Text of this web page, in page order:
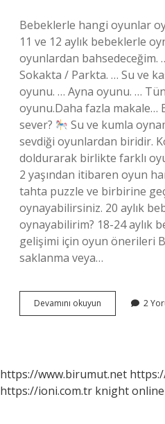
Bebeklerle hangi oyunlar
11 ve 12 aylık bebeklerle
oyunlardan bahsedeceğim.
Sokakta / Parkta. … Su ve
oyunu. … Ayna oyunu. …
oyunu.Daha fazla makale…
sever?
Su ve kumla
sevdiği oyunlardan biridir.
doldurarak birlikte farklı
2 yaşından itibaren oyun
tahta puzzle ve birbirine
oynayabilirsiniz. 20 aylık
oynayabilirim? 18-24 aylık
gelişimi için oyun önerileri
saklanma veya…
Devamını okuyun Bebeğimle
Hangi
2
https://www.birumut.net
https://ioni.com.tr knight online